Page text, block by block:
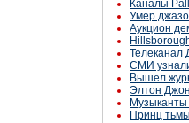
Каналы
Умер
Аукцион
Телеканал
СМИ
Вышел
Элтон
Музыканты
Принц тьмы